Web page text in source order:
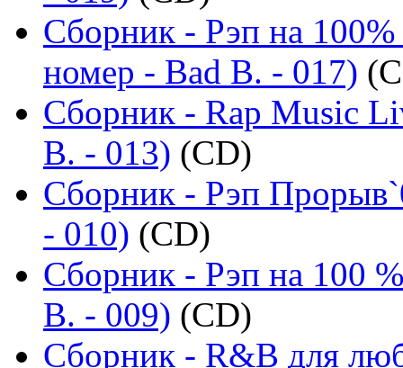
Сборник - Рэп на
номер - Bad B. - 017)
Сборник - Rap Music
B. - 013) (CD)
Сборник - Рэп
- 010) (CD)
Сборник - Рэп на 100
B. - 009) (CD)
Сборник - R&B для